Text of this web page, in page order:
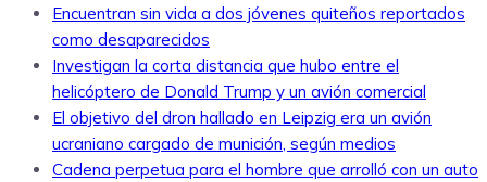
Encuentran sin vida a dos jóvenes quiteños reportados
como desaparecidos
Investigan la corta distancia que hubo entre el
helicóptero de Donald Trump y un avión comercial
El objetivo del dron hallado en Leipzig era un avión
ucraniano cargado de munición, según medios
Cadena perpetua para el hombre que arrolló con un auto